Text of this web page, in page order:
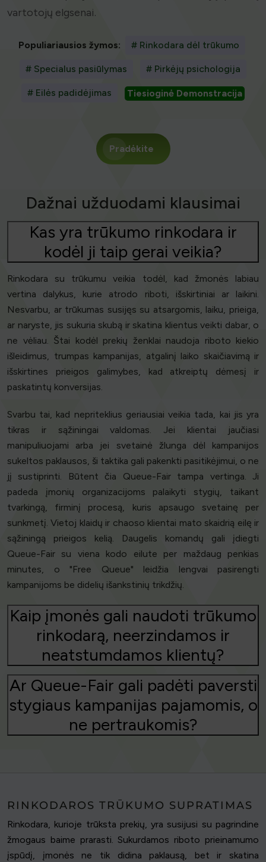
vartotojų elgsenai.
Populiariausios žymos: # Rinkodara dėl trūkumo
# Specialus pasiūlymas # Pirkėjų psichologija
# Eilės padidėjimas Tiesioginė Demonstracija
Pradėkite
Dažnai užduodami klausimai
Kas yra trūkumo rinkodara ir
kodėl ji taip gerai veikia?
Rinkodara su trūkumu veikia todėl, kad žmonės labiau
vertina dalykus, kurie atrodo riboti, išskirtiniai ar laikini.
Nesvarbu, ar trūkumas susijęs su atsargomis, laiku, prieiga,
ar naryste, jis sukuria skubą ir skatina klientus veikti dabar, o
ne vėliau. Štai kodėl prekių ženklai naudoja riboto kiekio
išleidimus, trumpas kampanijas, atgalinį laiko skaičiavimą ir
išskirtines prieigos galimybes, kad atkreiptų dėmesį ir
paskatintų konversijas.
Svarbu tai, kad nepriteklius geriausiai veikia tada, kai jis yra
tikras ir sąžiningai valdomas. Jei klientai jaučiasi
manipuliuojami arba jei svetainė žlunga dėl kampanijos
sukeltos paklausos, ši taktika gali pakenkti pasitikėjimui, o ne
jį sustiprinti. Būtent čia Queue-Fair tampa vertinga. Ji
padeda įmonių organizacijoms palaikyti stygių, taikant
tvarkingą, firminį procesą, kuris apsaugo svetainę per
sunkmetį. Vietoj klaidų ir chaoso klientai mato skaidrią eilę ir
sąžiningą prieigos kelią. Daugelis komandų gali įdiegti
Queue-Fair su viena kodo eilute per maždaug penkias
minutes, o "Free Queue" leidžia lengvai pasirengti
kampanijoms be didelių išankstinių trikdžių.
Kaip įmonės gali naudoti trūkumo
rinkodarą, neerzindamos ir
neatstumdamos klientų?
Ar Queue-Fair gali padėti paversti
stygiaus kampanijas pajamomis, o
ne pertraukomis?
RINKODAROS TRŪKUMO SUPRATIMAS
Rinkodara, kurioje trūksta prekių, yra susijusi su pagrindine
žmogaus baime prarasti. Sukurdamos riboto prieinamumo
įspūdį, įmonės ne tik didina paklausą, bet ir skatina